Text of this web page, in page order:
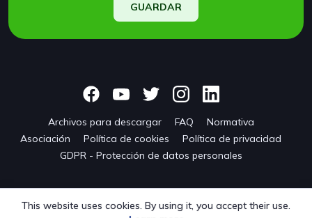
This website uses cookies. By using it, you accept their use.
GUARDAR
Archivos para descargar FAQ
Normativa
Asociación
Política de cookies
Política de privacidad
GDPR - Protección de datos personales